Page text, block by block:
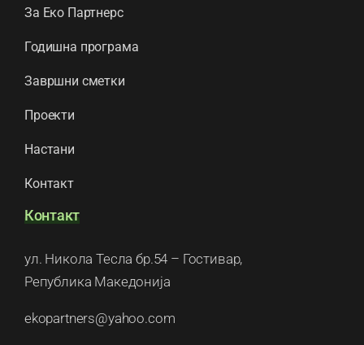
За Еко Партнерс
Годишна програма
Завршни сметки
Проекти
Настани
Контакт
Контакт
ул. Никола Тесла бр.54 – Гостивар,
Република Македонија
ekopartners@yahoo.com